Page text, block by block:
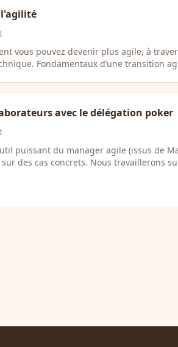
l'agilité
vous pouvez devenir plus agile, à
Fondamentaux d’une transition
avec le délégation poker
puissant du manager agile (issus de
des cas concrets. Nous travaillerons